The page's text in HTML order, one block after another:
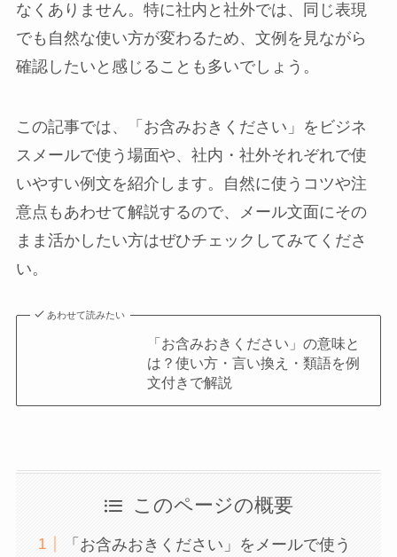
なくありません。特に社内と社外では、同じ表現
でも自然な使い方が変わるため、文例を見ながら
確認したいと感じることも多いでしょう。
この記事では、「お含みおきください」をビジネ
スメールで使う場面や、社内・社外それぞれで使
いやすい例文を紹介します。自然に使うコツや注
意点もあわせて解説するので、メール文面にその
まま活かしたい方はぜひチェックしてみてくださ
い。
あわせて読みたい
「お含みおきください」の意味と
は？使い方・言い換え・類語を例
文付きで解説
このページの概要
「お含みおきください」をメールで使う